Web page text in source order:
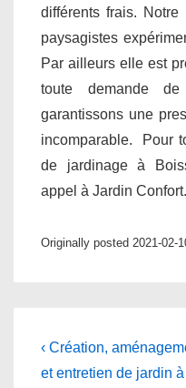
différents frais. Notre
paysagistes
Par ailleurs elle est
toute demande
garantissons une
incomparable. Pour
de jardinage à
appel à Jardin Confort.
Originally posted 2021-02-
Navigation
de
Previous
Post
‹ Création,
et entretien de jardin à